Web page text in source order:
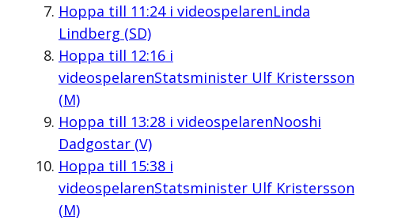
Hoppa till 11:24i videospelarenLinda
Lindberg (SD)
Hoppa till 12:16i
videospelarenStatsminister Ulf Kristersson
(M)
Hoppa till 13:28i videospelarenNooshi
Dadgostar (V)
Hoppa till 15:38i
videospelarenStatsminister Ulf Kristersson
(M)